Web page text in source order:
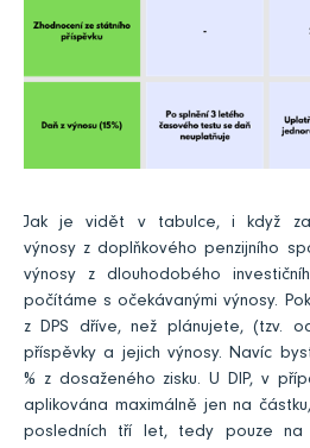
Jak je vidět v tabulce, i když
výnosy z doplňkového penzijního
výnosy z dlouhodobého
počítáme s očekávanými výnosy.
z DPS dříve, než plánujete, (tzv.
příspěvky a jejich výnosy. Navíc
% z dosaženého zisku. U DIP, v
aplikována maximálně jen na
posledních tří let, tedy pouze na